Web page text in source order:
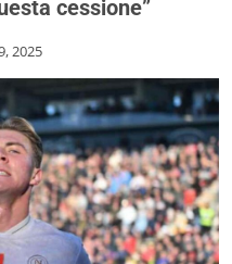
cessione”
2025